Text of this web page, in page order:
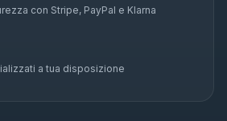
con Stripe, PayPal e Klarna
a tua disposizione